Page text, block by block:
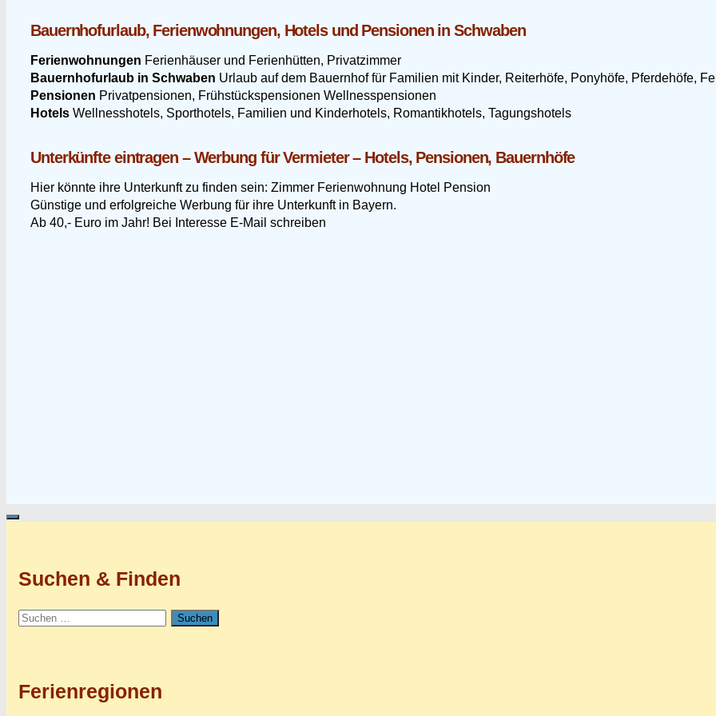
Bauernhofurlaub, Ferienwohnungen, Hotels und Pensionen in Schwaben
Ferienwohnungen Ferienhäuser und Ferienhütten, Privatzimmer
Bauernhofurlaub in Schwaben Urlaub auf dem Bauernhof für Familien mit Kinder, Reiterhöfe, Ponyhöfe, Pferdehöfe,
Pensionen Privatpensionen, Frühstückspensionen Wellnesspensionen
Hotels Wellnesshotels, Sporthotels, Familien und Kinderhotels, Romantikhotels, Tagungshotels
Unterkünfte eintragen – Werbung für Vermieter – Hotels, Pensionen, Bauernhöfe
Hier könnte ihre Unterkunft zu finden sein: Zimmer Ferienwohnung Hotel Pension
Günstige und erfolgreiche Werbung für ihre Unterkunft in Bayern.
Ab 40,- Euro im Jahr! Bei Interesse E-Mail schreiben
Suchen & Finden
Suchen
Ferienregionen